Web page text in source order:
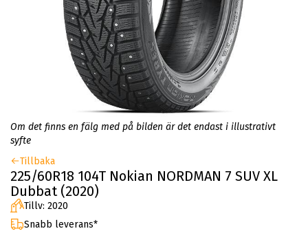
Om det finns en fälg med på bilden är det endast i illustrativt
syfte
Tillbaka
225/60R18 104T Nokian NORDMAN 7 SUV XL
Dubbat (2020)
Tillv: 2020
Snabb leverans*